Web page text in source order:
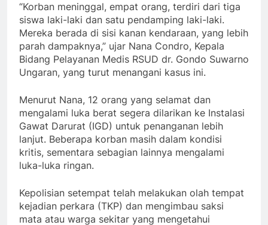
“Korban meninggal, empat orang, terdiri dari tiga
siswa laki-laki dan satu pendamping laki-laki.
Mereka berada di sisi kanan kendaraan, yang lebih
parah dampaknya,” ujar Nana Condro, Kepala
Bidang Pelayanan Medis RSUD dr. Gondo Suwarno
Ungaran, yang turut menangani kasus ini.
Menurut Nana, 12 orang yang selamat dan
mengalami luka berat segera dilarikan ke Instalasi
Gawat Darurat (IGD) untuk penanganan lebih
lanjut. Beberapa korban masih dalam kondisi
kritis, sementara sebagian lainnya mengalami
luka-luka ringan.
Kepolisian setempat telah melakukan olah tempat
kejadian perkara (TKP) dan mengimbau saksi
mata atau warga sekitar yang mengetahui